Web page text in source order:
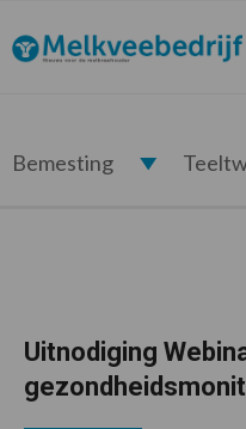
de
hoofdnavigatie
de
hoofd
de
eerste
de
voettekst
Melkveebedrijf.nl
Bemesting
Uitnodiging